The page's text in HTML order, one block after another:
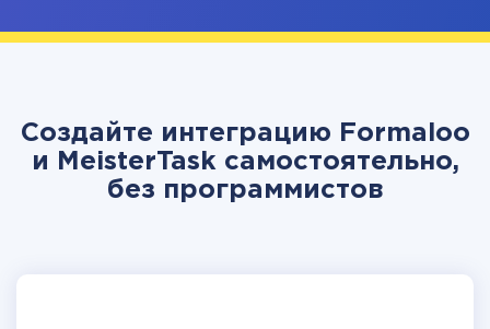
Создайте интеграцию Formaloo
и MeisterTask самостоятельно,
без программистов